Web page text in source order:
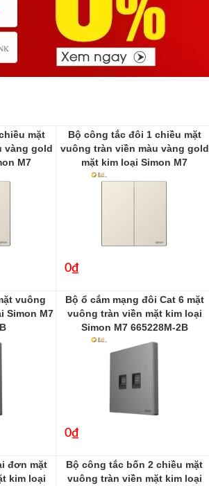
mặt
vàng gold
M7
Bộ công tắc đôi 1 chiều mặt
vuông tràn viền màu vàng gold
mặt kim loại Simon M7
661021M-2C
0₫
vuông
Simon M7
Bộ ổ cắm mạng đôi Cat 6 mặt
vuông tràn viền mặt kim loại
Simon M7 665228M-2B
665228M-2B
0₫
đơn mặt
kim loại
Bộ công tắc bốn 2 chiều mặt
vuông tràn viền mặt kim loại